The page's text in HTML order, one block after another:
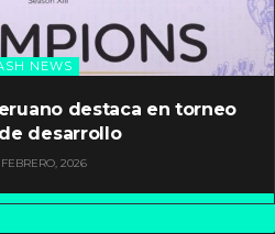
NEWS
destaca en torneo
desarrollo
2026